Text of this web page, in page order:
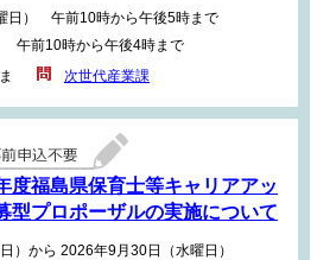
日） 午前10時から午後5時まで
午前10時から午後4時まで
次世代産業課
度福島県保育士等キャリアアッ
型プロポーザルの実施について
）から 2026年9月30日（水曜日）